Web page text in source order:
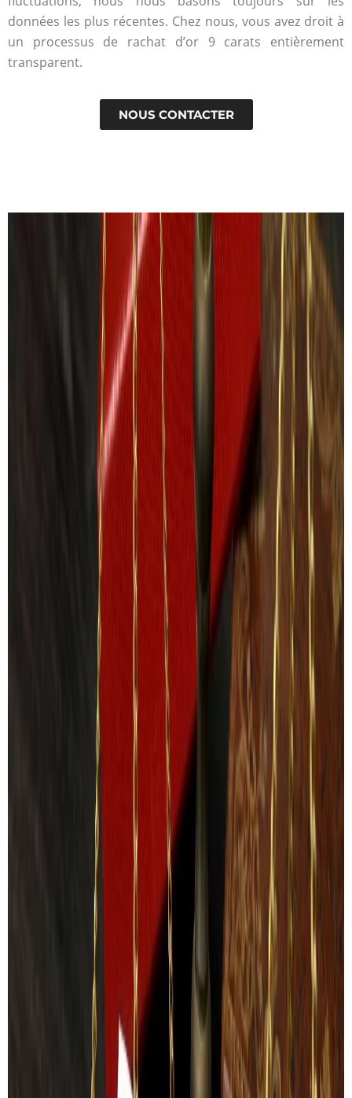
données les plus récentes. Chez nous, vous avez droit à
un processus de rachat d’or 9 carats entièrement
transparent.
NOUS CONTACTER